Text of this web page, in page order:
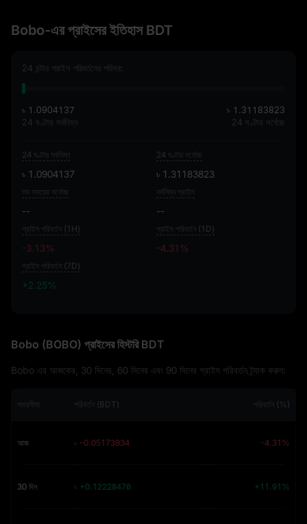
Bobo-এর প্রাইসের ইতিহাস BDT
24 ঘন্টার প্রাইস পরিবর্তনের পরিসর:
৳ 1.0904137
24 ঘণ্টায় সর্বনিম্ন
৳ 1.31183823
24 ঘণ্টায় সর্বোচ্চ
24 ঘণ্টায় সর্বনিম্ন
৳ 1.0904137
24 ঘণ্টায় সর্বোচ্চ
৳ 1.31183823
সব সময়ের সর্বোচ্চ
--
সর্বনিম্ন প্রাইস
--
প্রাইস পরিবর্তন (1H)
-3.13%
প্রাইস পরিবর্তন (1D)
-4.31%
প্রাইস পরিবর্তন (7D)
+2.25%
Bobo (BOBO) প্রাইসের হিস্টরি BDT
Bobo এর আজকের, 30 দিনের, 60 দিনের এবং 90 দিনের প্রাইস পরিবর্তন ট্র্যাক করুন:
সময়সীমা পরিবর্তন (BDT) পরিবর্তন (%)
আজ ৳ -0.05173934 -4.31%
30 দিন ৳ +0.12228476 +11.91%